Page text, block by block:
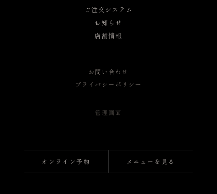
ご注文システム
お知らせ
店舗情報
お問い合わせ
プライバシーポリシー
管理画面
オンライン予約 メニューを見る